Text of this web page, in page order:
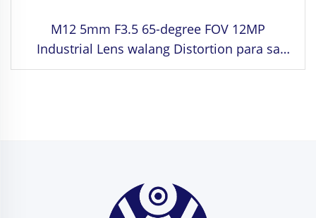
M12 5mm F3.5 65-degree FOV 12MP
Industrial Lens walang Distortion para sa
1/2.3" Image Format